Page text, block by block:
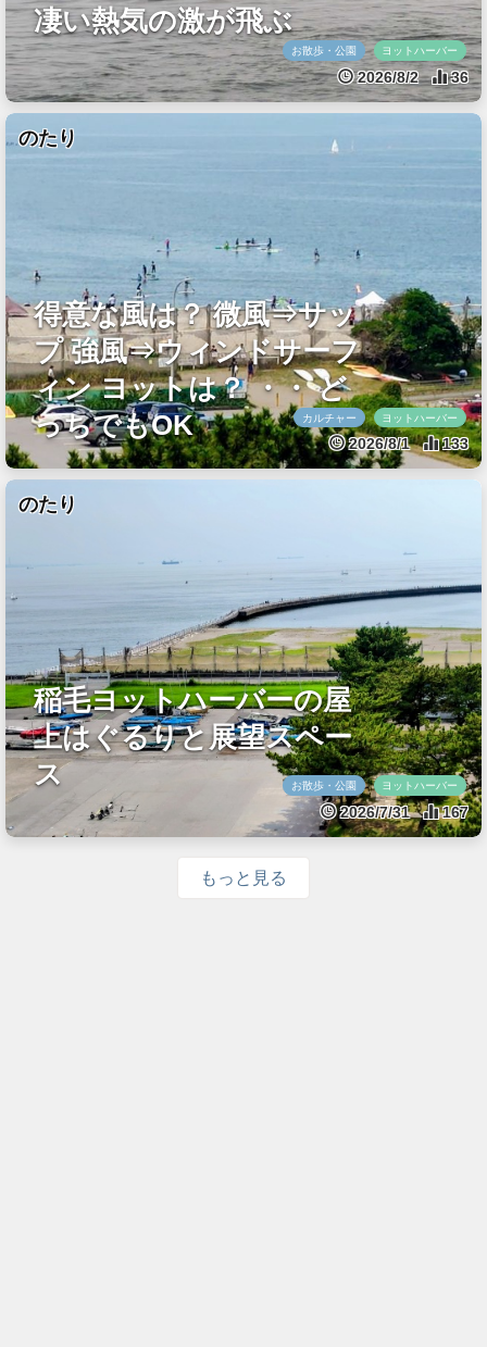
凄い熱気の激が飛ぶ
お散歩・公園 ヨットハーバー
2026/8/2 36
のたり
得意な風は？ 微風⇒サッ
プ 強風⇒ウィンドサーフ
ィン ヨットは？ ・・ ど
っちでもOK
カルチャー ヨットハーバー
2026/8/1 133
のたり
稲毛ヨットハーバーの屋
上はぐるりと展望スペー
ス
お散歩・公園 ヨットハーバー
2026/7/31 167
もっと見る